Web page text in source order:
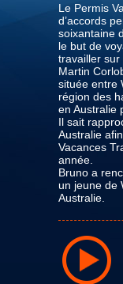
Le Permis
d’accords
soixantaine
le but de
travailler sur
Martin
située entre
région des
en Australie
Il sait
Australie
Vacances
année.
Bruno a
un jeune de
Australie.